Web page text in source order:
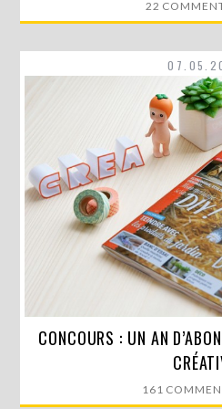
LIRE LA
22
Vous êtes gâtées en ce
LIRE LA
CONCOURS : UN AN
161